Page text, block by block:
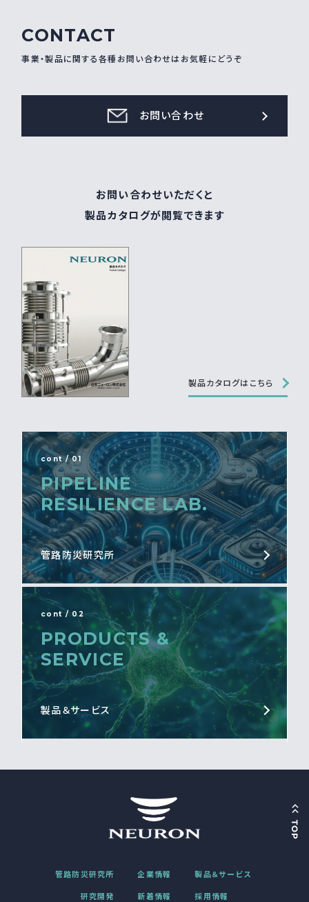
CONTACT
事業・製品に関する各種お問い合わせはお気軽にどうぞ
お問い合わせ
お問い合わせいただくと
製品カタログが閲覧できます
製品カタログはこちら
cont / 01
PIPELINE
RESILIENCE LAB.
管路防災研究所
cont / 02
PRODUCTS &
SERVICE
製品＆サービス
管路防災研究所 企業情報 製品＆サービス
研究開発 新着情報 採用情報